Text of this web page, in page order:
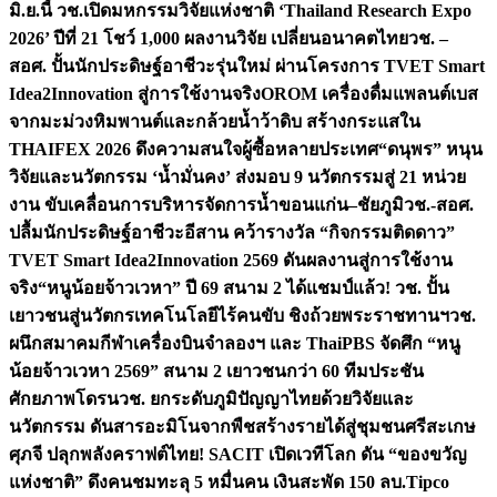
มิ.ย.นี้ วช.เปิดมหกรรมวิจัยแห่งชาติ ‘Thailand Research Expo
2026’ ปีที่ 21 โชว์ 1,000 ผลงานวิจัย เปลี่ยนอนาคตไทยวช. –
สอศ. ปั้นนักประดิษฐ์อาชีวะรุ่นใหม่ ผ่านโครงการ TVET Smart
Idea2Innovation สู่การใช้งานจริงOROM เครื่องดื่มแพลนต์เบส
จากมะม่วงหิมพานต์และกล้วยน้ำว้าดิบ สร้างกระแสใน
THAIFEX 2026 ดึงความสนใจผู้ซื้อหลายประเทศ“ดนุพร” หนุน
วิจัยและนวัตกรรม ‘น้ำมั่นคง’ ส่งมอบ 9 นวัตกรรมสู่ 21 หน่วย
งาน ขับเคลื่อนการบริหารจัดการน้ำขอนแก่น–ชัยภูมิวช.-สอศ.
ปลื้มนักประดิษฐ์อาชีวะอีสาน คว้ารางวัล “กิจกรรมติดดาว”
TVET Smart Idea2Innovation 2569 ดันผลงานสู่การใช้งาน
จริง“หนูน้อยจ้าวเวหา” ปี 69 สนาม 2 ได้แชมป์แล้ว! วช. ปั้น
เยาวชนสู่นวัตกรเทคโนโลยีไร้คนขับ ชิงถ้วยพระราชทานฯวช.
ผนึกสมาคมกีฬาเครื่องบินจำลองฯ และ ThaiPBS จัดศึก “หนู
น้อยจ้าวเวหา 2569” สนาม 2 เยาวชนกว่า 60 ทีมประชัน
ศักยภาพโดรนวช. ยกระดับภูมิปัญญาไทยด้วยวิจัยและ
นวัตกรรม ดันสารอะมิโนจากพืชสร้างรายได้สู่ชุมชนศรีสะเกษ
ศุภจี ปลุกพลังคราฟต์ไทย! SACIT เปิดเวทีโลก ดัน “ของขวัญ
แห่งชาติ” ดึงคนชมทะลุ 5 หมื่นคน เงินสะพัด 150 ลบ.Tipco